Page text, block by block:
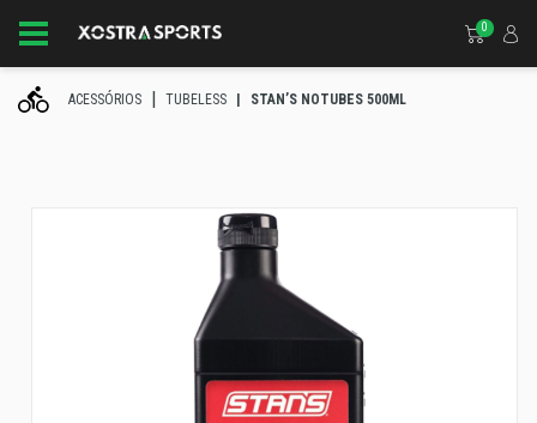
0
ACESSÓRIOS TUBELESS STAN’S NOTUBES 500ML